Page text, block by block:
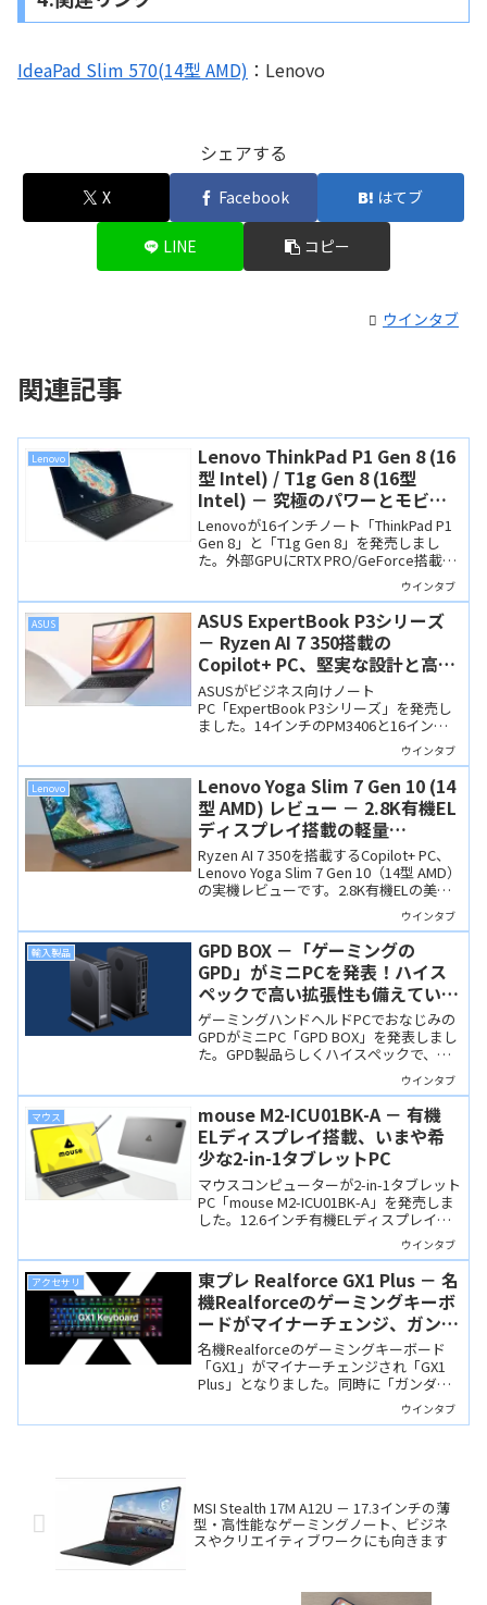
IdeaPad Slim 570(14型 AMD) ：Lenovo
シェアする
X Facebook はてブ
LINE コピー
ウインタブ
関連記事
Lenovo
Lenovo ThinkPad P1 Gen 8 (16
型 Intel) / T1g Gen 8 (16型
Intel) － 究極のパワーとモビリ
ティ、dGPU搭載のハイエンド
ThinkPad
Lenovoが16インチノート「ThinkPad P1
Gen 8」と「T1g Gen 8」を発売しまし
た。外部GPUにRTX PRO/GeForce搭載
し、CAMM2メモリやThunderbolt 5など
最新技術を備えたハイエンドThinkPadで
す。
ウインタブ
ASUS
ASUS ExpertBook P3シリーズ
－ Ryzen AI 7 350搭載の
Copilot+ PC、堅実な設計と高コ
スパのビジネスノート
ASUSがビジネス向けノート
PC「ExpertBook P3シリーズ」を発売し
ました。14インチのPM3406と16インチ
のPM3606があり、いずれもRyzen AI 7
350を搭載するCopilot+ PCです。派手な
ギミックはありませんが、MIL規格準拠の
アルミ筐体と豊富なポートを備え、価格
も手頃です。
ウインタブ
Lenovo
Lenovo Yoga Slim 7 Gen 10 (14
型 AMD) レビュー － 2.8K有機EL
ディスプレイ搭載の軽量
Copilot+ PC、壊れた価格です
Ryzen AI 7 350を搭載するCopilot+ PC、
Lenovo Yoga Slim 7 Gen 10（14型 AMD）
の実機レビューです。2.8K有機ELの美し
いディスプレイ、4スピーカーの臨場感。
高級感ある仕上げで、「壊れた価格」で
す。
ウインタブ
輸入製品
GPD BOX －「ゲーミングの
GPD」がミニPCを発表！ハイス
ペックで高い拡張性も備えていま
す
ゲーミングハンドヘルドPCでおなじみの
GPDがミニPC「GPD BOX」を発表しまし
た。GPD製品らしくハイスペックで、同
時発表のGPU BOX、GPD G2と接続すれば
ハイエンドクラスのゲーミングPCとして
使うことができます。
ウインタブ
マウス
mouse M2-ICU01BK-A － 有機
ELディスプレイ搭載、いまや希
少な2-in-1タブレットPC
マウスコンピューターが2-in-1タブレット
PC「mouse M2-ICU01BK-A」を発売しま
した。12.6インチ有機ELディスプレイと
Core i5-1335Uを搭載、メインPC用途に
も対応できる「いまや希少」な構成で
す。
ウインタブ
アクセサリ
東プレ Realforce GX1 Plus － 名
機Realforceのゲーミングキーボ
ードがマイナーチェンジ、ガンダ
ムシリーズコラボモデルも数量限
定販売
名機Realforceのゲーミングキーボード
「GX1」がマイナーチェンジされ「GX1
Plus」となりました。同時に「ガンダム
コラボモデル」が数量限定販売されま
ウインタブ
MSI Stealth 17M A12U － 17.3インチの薄
型・高性能なゲーミングノート、ビジネ
スやクリエイティブワークにも向きます